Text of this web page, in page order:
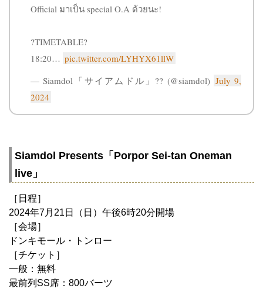
Official มาเป็น special O.A ด้วยนะ!
?TIMETABLE?
18:20… pic.twitter.com/LYHYX61llW
— Siamdol「サイアムドル」?? (@siamdol) July 9,
2024
Siamdol Presents「Porpor Sei-tan Oneman
live」
［日程］
2024年7月21日（日）午後6時20分開場
［会場］
ドンキモール・トンロー
［チケット］
一般：無料
最前列SS席：800バーツ